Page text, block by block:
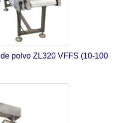
polvo ZL320 VFFS (10-100